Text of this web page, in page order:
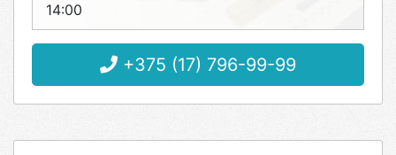
14:00
+375 (17) 796-99-99